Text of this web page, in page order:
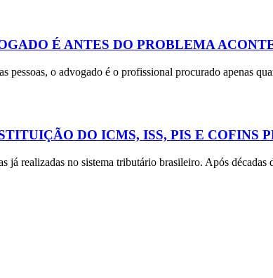
É ANTES DO PROBLEMA
pessoas, o advogado é o profissional procurado apenas
DO ICMS, ISS, PIS E COFINS
realizadas no sistema tributário brasileiro. Após décadas